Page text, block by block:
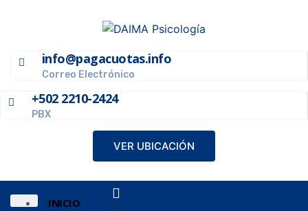
info@pagacuotas.info
Correo Electrónico
+502 2210-2424
PBX
VER UBICACIÓN
INICIO